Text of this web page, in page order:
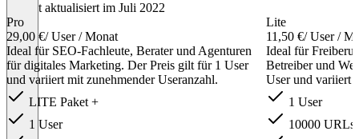
Zuletzt aktualisiert im Juli 2022
Pro
29,00 €/ User / Monat
Ideal für SEO-Fachleute, Berater und Agenturen
für digitales Marketing. Der Preis gilt für 1 User
und variiert mit zunehmender Useranzahl.
LITE Paket +
1 User
Lite
11,50 €/ User /
Ideal für
Betreiber und
User und variiert
1 User
10000 URLs